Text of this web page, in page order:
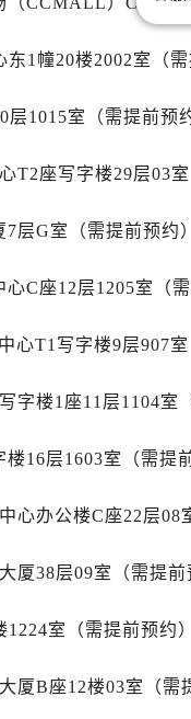
区伊金霍洛街萧邦售
区中央街萧邦售后服
民南路萧邦售后服务
浩特市光明街与额尔
售后服务中心（需提
售后服务中心（需提
阳西街交汇处萧邦售
城大道交叉口萧邦售
萧邦售后服务中心（需
国际金融中心26层
售后服务中心（需提
售后服务中心（需提
1幢20楼2002室（需
1015室（需提前预
T2座写字楼29层03室
层G室（需提前预约）
C座12层1205室（需
心T1写字楼9层907室
字楼1座11层1104室
16层1603室（需提
心办公楼C座22层08
厦38层09室（需提前
室（需提前预约）
厦B座12楼03室（需